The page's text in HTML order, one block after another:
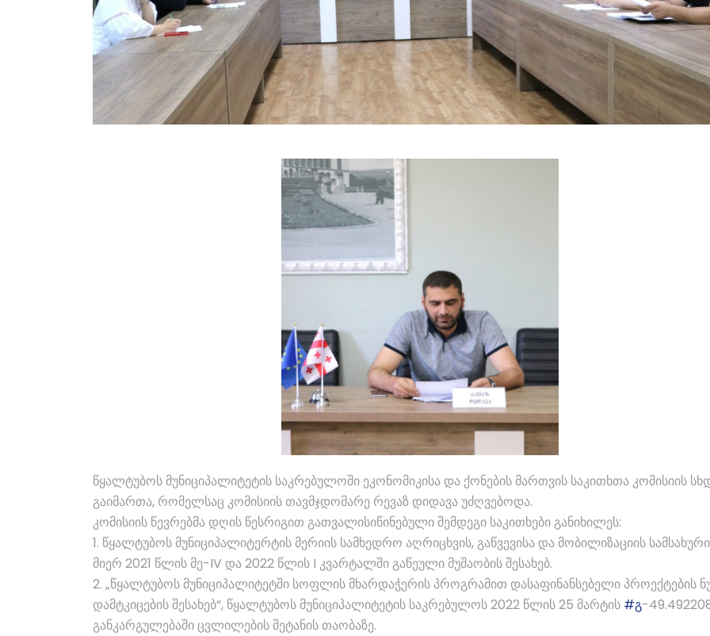
წყალტუბოს მუნიციპალიტეტის საკრებულოში ეკონომიკისა და ქონების მართვის საკითხთა კომისიის
გაიმართა, რომელსაც კომისიის თავმჯდომარე რევაზ დიდავა უძღვებოდა.
კომისიის წევრებმა დღის წესრიგით გათვალისიწინებული შემდეგი საკითხები განიხილეს:
1. წყალტუბოს მუნიციპალიტერტის მერიის სამხედრო აღრიცხვის, გაწვევისა და მობილიზაციის
მიერ 2021 წლის მე-IV და 2022 წლის I კვარტალში გაწეული მუშაობის შესახებ.
2. „წყალტუბოს მუნიციპალიტეტში სოფლის მხარდაჭერის პროგრამით დასაფინანსებელი პროექტების
დამტკიცების შესახებ“, წყალტუბოს მუნიციპალიტეტის საკრებულოს 2022 წლის 25 მარტის #გ-
განკარგულებაში ცვლილების შეტანის თაობაზე.